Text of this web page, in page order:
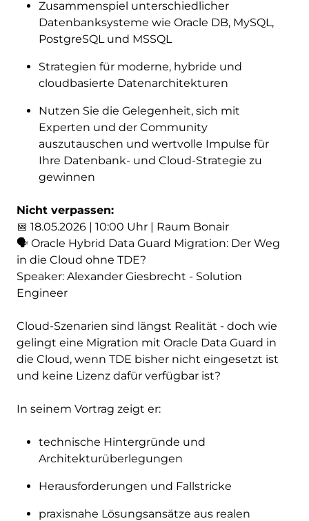
Zusammenspiel unterschiedlicher
Datenbanksysteme wie Oracle DB, MySQL,
PostgreSQL und MSSQL
Strategien für moderne, hybride und
cloudbasierte Datenarchitekturen
Nutzen Sie die Gelegenheit, sich mit
Experten und der Community
auszutauschen und wertvolle Impulse für
Ihre Datenbank- und Cloud-Strategie zu
gewinnen
Nicht verpassen:
📅 18.05.2026 | 10:00 Uhr | Raum Bonair
🗣 Oracle Hybrid Data Guard Migration: Der Weg
in die Cloud ohne TDE?
Speaker: Alexander Giesbrecht - Solution
Engineer
Cloud-Szenarien sind längst Realität - doch wie
gelingt eine Migration mit Oracle Data Guard in
die Cloud, wenn TDE bisher nicht eingesetzt ist
und keine Lizenz dafür verfügbar ist?
In seinem Vortrag zeigt er:
technische Hintergründe und
Architekturüberlegungen
Herausforderungen und Fallstricke
praxisnahe Lösungsansätze aus realen